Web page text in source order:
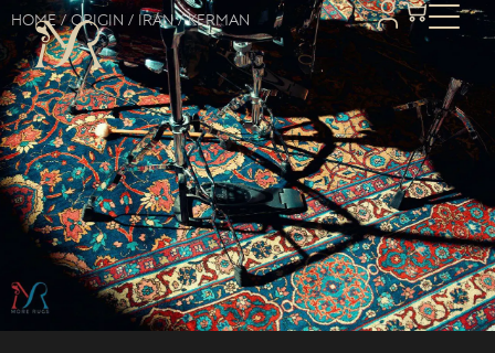
Home/ Origin / Iran/ Kerman